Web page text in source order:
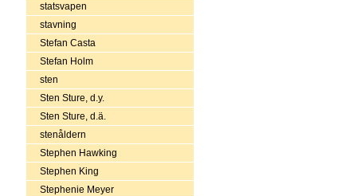
statsvapen
stavning
Stefan Casta
Stefan Holm
sten
Sten Sture, d.y.
Sten Sture, d.ä.
stenåldern
Stephen Hawking
Stephen King
Stephenie Meyer